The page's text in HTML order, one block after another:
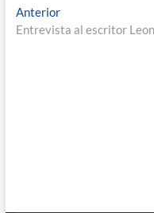
Navegación
de
AnteriorEntrada
anterior:
Entrevista al escritor